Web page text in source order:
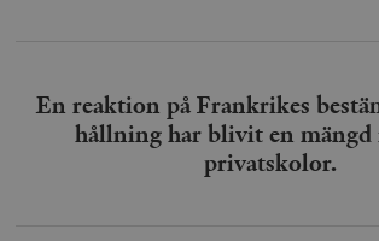
En reaktion på Frankrikes
hållning har blivit en mängd
privatskolor.